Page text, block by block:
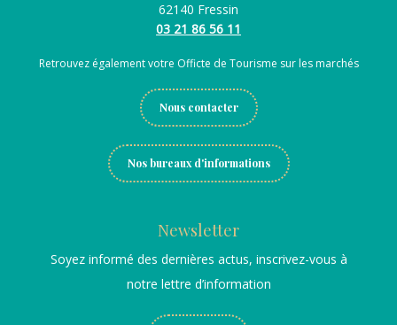
62140 Fressin
03 21 86 56 11
Retrouvez également votre Officte de Tourisme sur les marchés
Nous contacter
Nos bureaux d'informations
Newsletter
Soyez informé des dernières actus, inscrivez-vous à
notre lettre d’information